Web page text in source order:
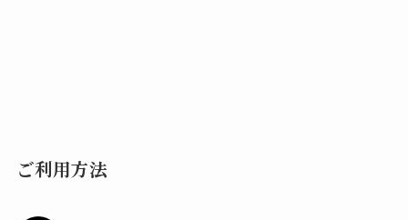
ご利用方法